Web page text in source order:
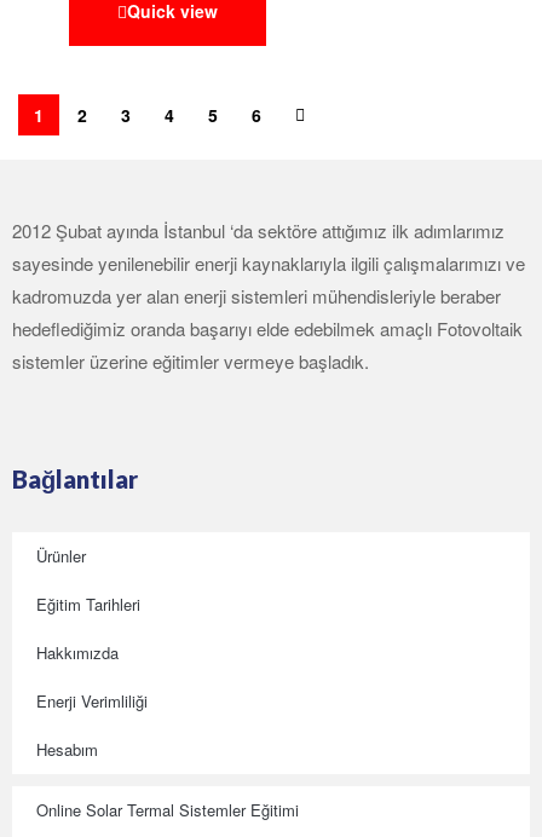
Quick view
1 2 3 4 5 6
2012 Şubat ayında İstanbul ‘da sektöre attığımız ilk adımlarımız
sayesinde yenilenebilir enerji kaynaklarıyla ilgili çalışmalarımızı ve
kadromuzda yer alan enerji sistemleri mühendisleriyle beraber
hedeflediğimiz oranda başarıyı elde edebilmek amaçlı Fotovoltaik
sistemler üzerine eğitimler vermeye başladık.
Bağlantılar
Ürünler
Eğitim Tarihleri
Hakkımızda
Enerji Verimliliği
Hesabım
Online Solar Termal Sistemler Eğitimi